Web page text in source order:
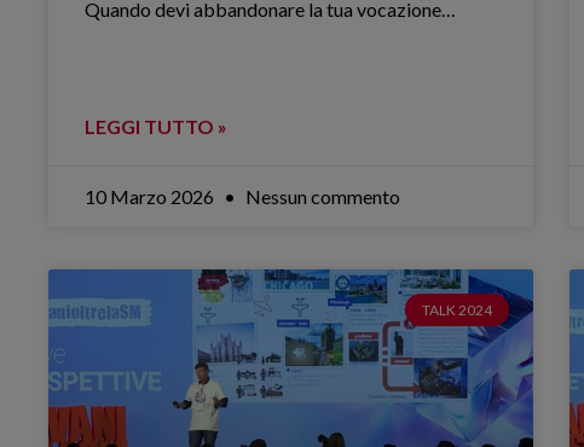
Quando devi abbandonare la tua vocazione…
LEGGI TUTTO »
10 Marzo 2026 Nessun commento
TALK 2024